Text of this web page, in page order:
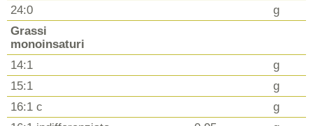
24:0
g
Grassi
monoinsaturi
14:1
g
15:1
g
16:1 c
g